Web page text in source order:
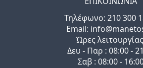
Τηλέφωνo: 210 300
Email:
Ώρες
Δευ - Παρ : 08:00 -
Σαβ : 08:00 -